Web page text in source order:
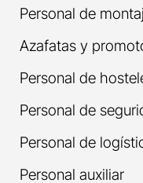
Personal de
Azafatas y
Personal de
Personal de
Personal de
Personal auxiliar